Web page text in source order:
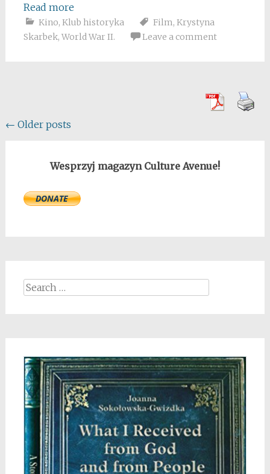
Read more
Kino, Klub historyka Film, Krystyna
Skarbek, World War II. Leave a comment
Posts
← Older posts
Wesprzyj magazyn Culture Avenue!
Search